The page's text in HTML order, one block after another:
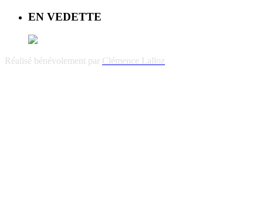
EN VEDETTE
Réalisé bénévolement par Clémence Lalloz